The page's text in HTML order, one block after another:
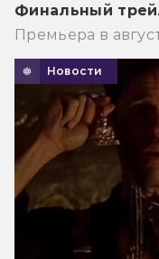
Финальный
Премьера в
Новости